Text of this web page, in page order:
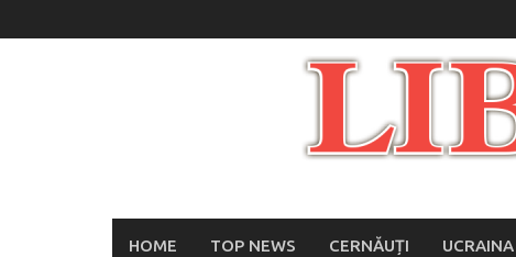
to
HOME TOP NEWS CERNĂUȚI UCRAINA